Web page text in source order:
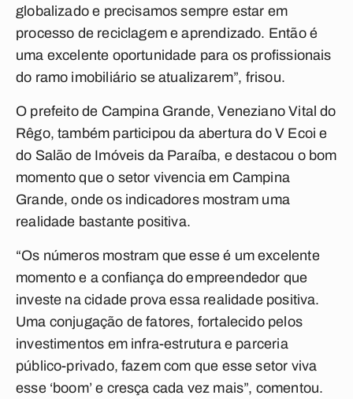
globalizado e precisamos sempre estar em
processo de reciclagem e aprendizado. Então é
uma excelente oportunidade para os profissionais
do ramo imobiliário se atualizarem”, frisou.
O prefeito de Campina Grande, Veneziano Vital do
Rêgo, também participou da abertura do V Ecoi e
do Salão de Imóveis da Paraíba, e destacou o bom
momento que o setor vivencia em Campina
Grande, onde os indicadores mostram uma
realidade bastante positiva.
“Os números mostram que esse é um excelente
momento e a confiança do empreendedor que
investe na cidade prova essa realidade positiva.
Uma conjugação de fatores, fortalecido pelos
investimentos em infra-estrutura e parceria
público-privado, fazem com que esse setor viva
esse ‘boom’ e cresça cada vez mais”, comentou.